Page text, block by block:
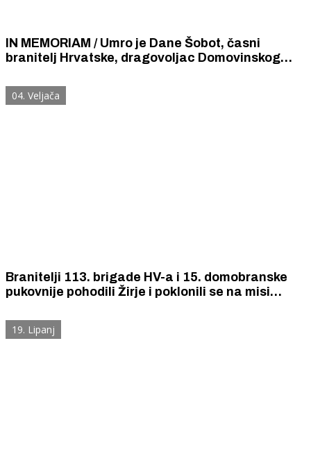
IN MEMORIAM / Umro je Dane Šobot, časni
branitelj Hrvatske, dragovoljac Domovinskog
04. Veljača
Branitelji 113. brigade HV-a i 15. domobranske
pukovnije pohodili Žirje i poklonili se na misi
Jerebaru
19. Lipanj